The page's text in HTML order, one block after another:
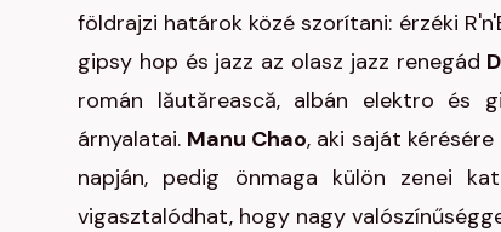
földrajzi határok közé szorítani: érzéki
gipsy hop és jazz az olasz jazz renegád
román lăutărească, albán elektro és
árnyalatai. Manu Chao, aki saját
napján, pedig önmaga külön zenei
vigasztalódhat, hogy nagy